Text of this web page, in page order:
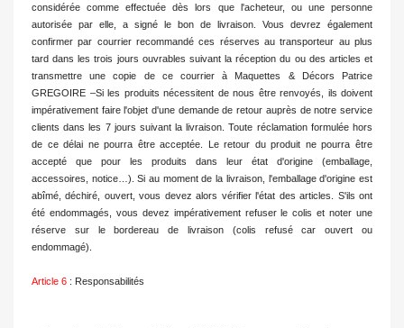
considérée comme effectuée dès lors que l'acheteur, ou une personne
autorisée par elle, a signé le bon de livraison. Vous devrez également
confirmer par courrier recommandé ces réserves au transporteur au plus
tard dans les trois jours ouvrables suivant la réception du ou des articles et
transmettre une copie de ce courrier à Maquettes & Décors Patrice
GREGOIRE –Si les produits nécessitent de nous être renvoyés, ils doivent
impérativement faire l'objet d'une demande de retour auprès de notre service
clients dans les 7 jours suivant la livraison. Toute réclamation formulée hors
de ce délai ne pourra être acceptée. Le retour du produit ne pourra être
accepté que pour les produits dans leur état d'origine (emballage,
accessoires, notice…). Si au moment de la livraison, l'emballage d'origine est
abîmé, déchiré, ouvert, vous devez alors vérifier l'état des articles. S'ils ont
été endommagés, vous devez impérativement refuser le colis et noter une
réserve sur le bordereau de livraison (colis refusé car ouvert ou
endommagé).
Article 6 : Responsabilités